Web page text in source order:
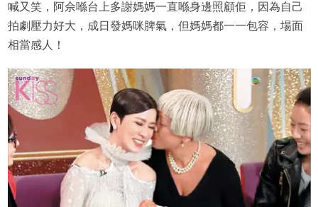
喊又笑，阿佘喺台上多謝媽媽一直喺身邊照顧佢，因為自己
拍劇壓力好大，成日發媽咪脾氣，但媽媽都一一包容，場面
相當感人！